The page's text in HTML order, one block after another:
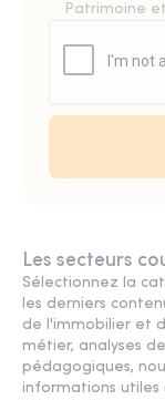
Patrimoine
Les secteurs
Sélectionnez la
les derniers
de l'immobilier et
métier, analyses
pédagogiques,
informations